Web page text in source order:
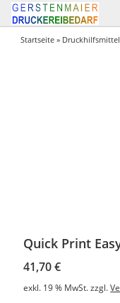
Startseite » Druckhilfsmittel
Quick Print
41,70€
exkl. 19 % MwSt. zzgl.